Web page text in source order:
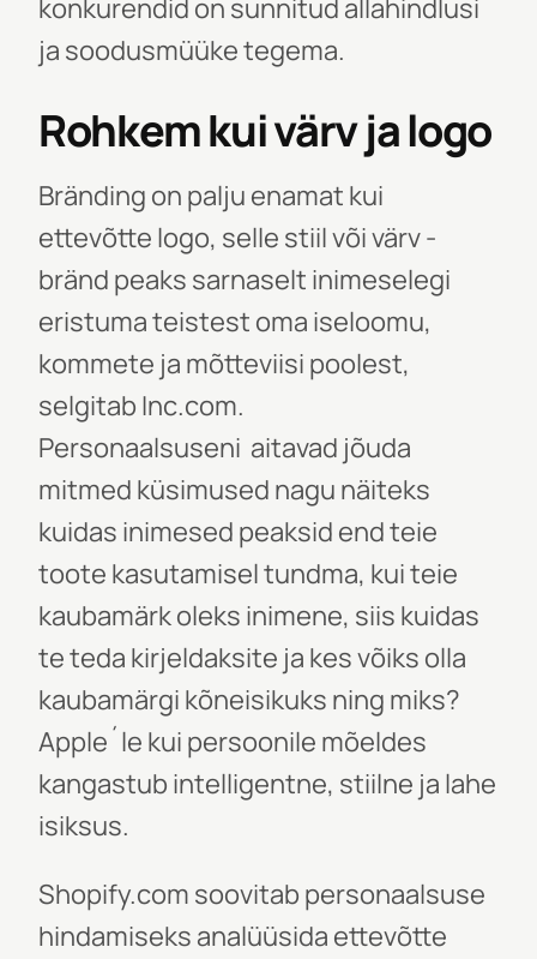
konkurendid on sunnitud allahindlusi
ja soodusmüüke tegema.
Rohkem kui värv ja logo
Bränding on palju enamat kui
ettevõtte logo, selle stiil või värv -
bränd peaks sarnaselt inimeselegi
eristuma teistest oma iseloomu,
kommete ja mõtteviisi poolest,
selgitab Inc.com.
Personaalsuseni aitavad jõuda
mitmed küsimused nagu näiteks
kuidas inimesed peaksid end teie
toote kasutamisel tundma, kui teie
kaubamärk oleks inimene, siis kuidas
te teda kirjeldaksite ja kes võiks olla
kaubamärgi kõneisikuks ning miks?
Apple´le kui persoonile mõeldes
kangastub intelligentne, stiilne ja lahe
isiksus.
Shopify.com soovitab personaalsuse
hindamiseks analüüsida ettevõtte